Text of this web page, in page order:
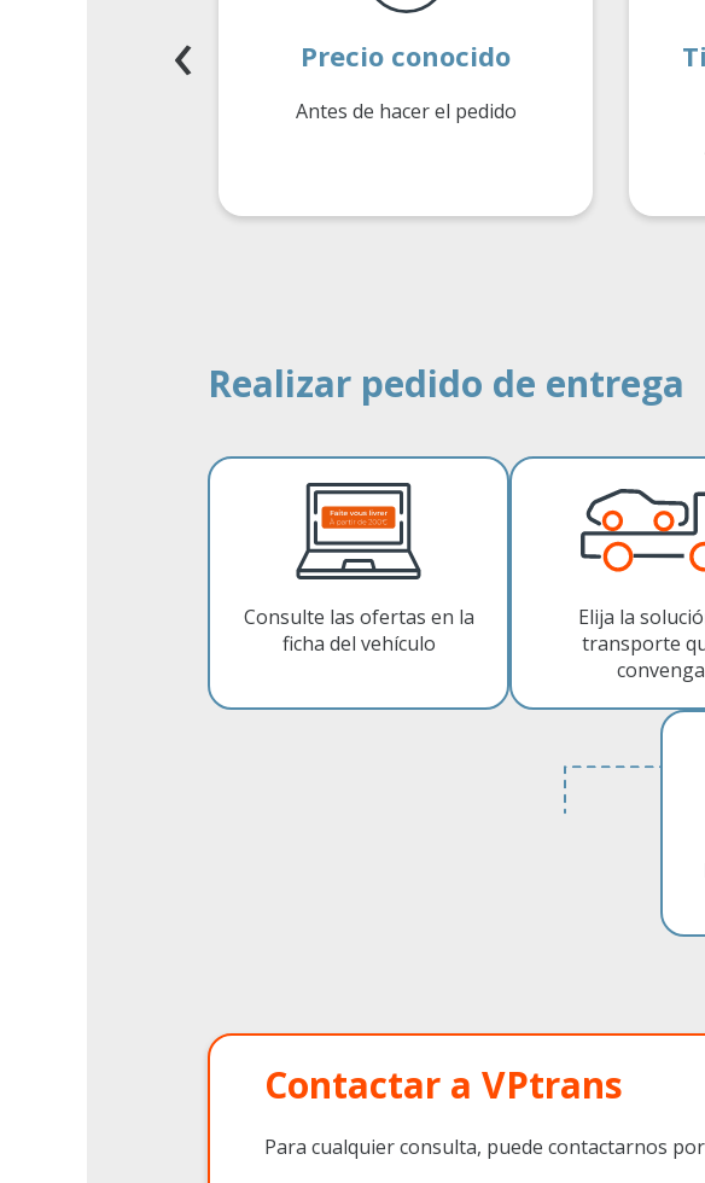
Precio conocido
Antes de hacer el pedido
‹
Realizar pedido de entrega
Consulte las ofertas en la
ficha del vehículo
Elija la
transporte
convenga
Contactar a VPtrans
Para cualquier consulta, puede contactarnos